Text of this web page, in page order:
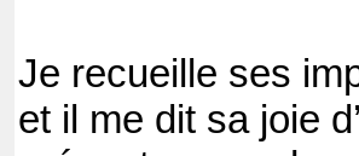
Je recueille ses
et il me dit sa joie